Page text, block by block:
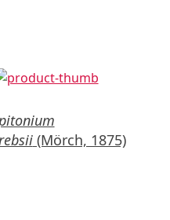
(Mörch, 1875)